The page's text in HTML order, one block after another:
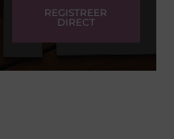
REGISTREER
DIRECT